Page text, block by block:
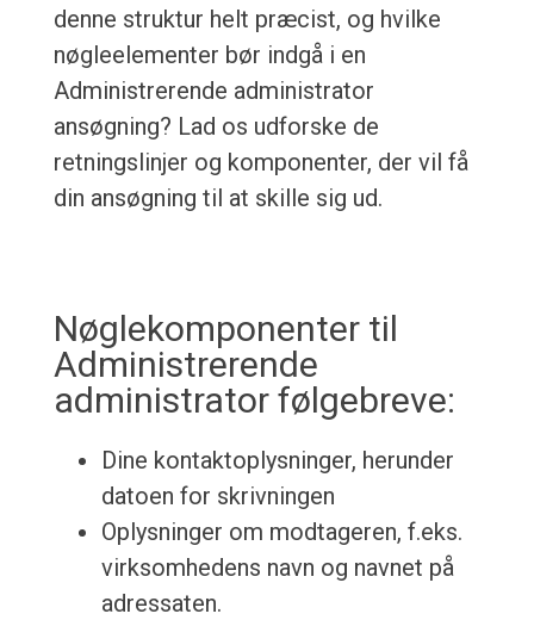
denne struktur helt præcist, og hvilke
nøgleelementer bør indgå i en
Administrerende administrator
ansøgning? Lad os udforske de
retningslinjer og komponenter, der vil få
din ansøgning til at skille sig ud.
Nøglekomponenter til
Administrerende
administrator følgebreve:
Dine kontaktoplysninger, herunder
datoen for skrivningen
Oplysninger om modtageren, f.eks.
virksomhedens navn og navnet på
adressaten.